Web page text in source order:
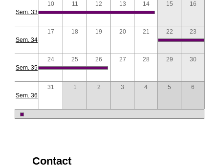
Sem. 33
10 11 12 13 14 15 16
Sem. 34
17 18 19 20 21 22 23
Sem. 35
24 25 26 27 28 29 30
Sem. 36
31 1 2 3 4 5 6
Contact